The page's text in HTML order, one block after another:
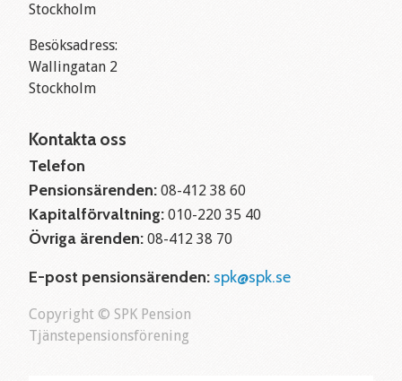
Stockholm
Besöksadress:
Wallingatan 2
Stockholm
Kontakta oss
Telefon
Pensionsärenden: 08-412 38 60
Kapitalförvaltning: 010-220 35 40
Övriga ärenden: 08-412 38 70
E-post pensionsärenden:spk@spk.se
Copyright © SPK Pension
Tjänstepensionsförening